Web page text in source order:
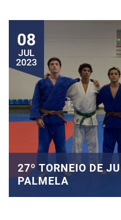
08
JUL
2023
27º TORNEIO DE
PALMELA